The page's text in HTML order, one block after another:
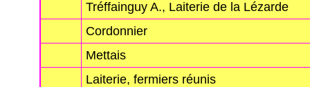
Tréffainguy A., Laiterie de la Lézarde
Cordonnier
Mettais
Laiterie, fermiers réunis